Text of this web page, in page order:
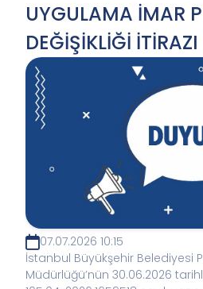
UYGULAMA İMAR
DEĞİŞİKLİĞİ İTİRAZI
07.07.2026 10:15
İstanbul Büyükşehir Belediyesi
Müdürlüğü’nün 30.06.2026